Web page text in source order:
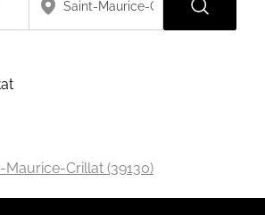
Crillat (39130)